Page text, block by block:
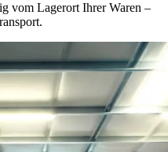
vom Lagerort Ihrer Waren –